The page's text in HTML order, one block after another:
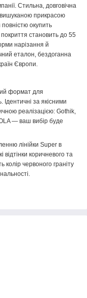
Стильна, довговічна
вишуканою прикрасою
окупить
становить до 55
нарізання й
еталон, бездоганна
Європи.
формат для
за якісними
реалізацією: Gothik,
— ваш вибір буде
лінійки Super в
відтінки коричневого та
колір червоного граніту